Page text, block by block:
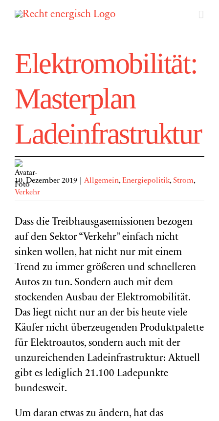
Elektromobilität:
Masterplan
Ladeinfrastruktur
10. Dezember 2019 Allgemein, Energiepolitik, Strom,
Verkehr
Dass die Treibhausgasemissionen bezogen
auf den Sektor “Verkehr” einfach nicht
sinken wollen, hat nicht nur mit einem
Trend zu immer größeren und schnelleren
Autos zu tun. Sondern auch mit dem
stockenden Ausbau der Elektromobilität.
Das liegt nicht nur an der bis heute viele
Käufer nicht überzeugenden Produktpalette
für Elektroautos, sondern auch mit der
unzureichenden Ladeinfrastruktur: Aktuell
gibt es lediglich 21.100 Ladepunkte
bundesweit.
Um daran etwas zu ändern, hat das